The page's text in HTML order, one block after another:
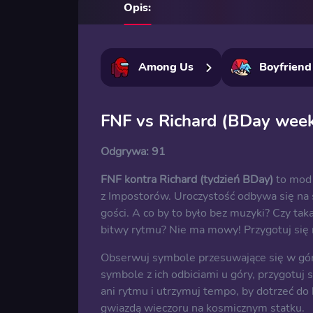
Opis:
Among Us Boyfriend
FNF vs Richard (BDay
Odgrywa: 91
FNF kontra Richard (tydzień BDay) to
z Impostorów. Uroczystość odbywa się
gości. A co by to było bez muzyki? Czy
bitwy rytmu? Nie ma mowy! Przygotuj
Obserwuj symbole przesuwające się w
symbole z ich odbiciami u góry, przygotuj
ani rytmu i utrzymuj tempo, by dotrzeć
gwiazdą wieczoru na kosmicznym statku.